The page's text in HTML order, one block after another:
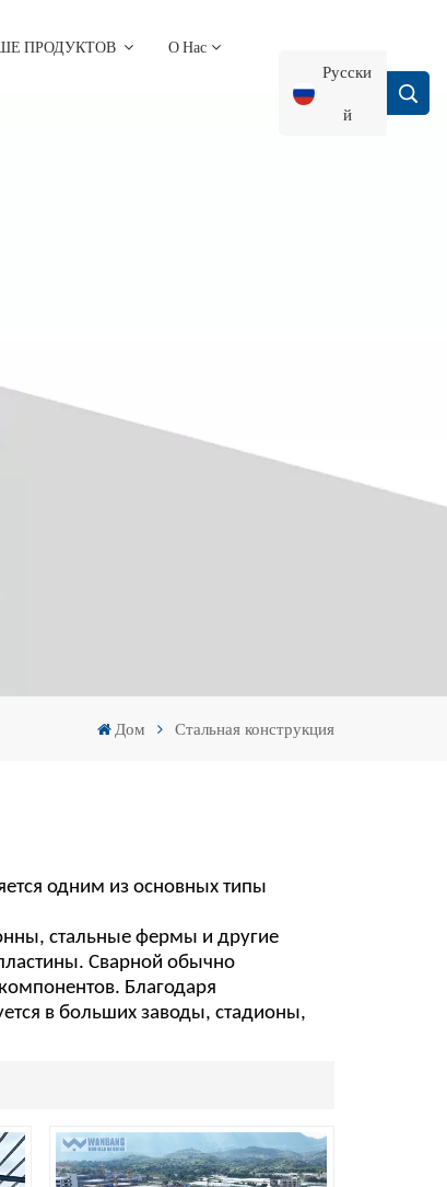
ПРОДУКТОВ О Нас
Русски
Й
Дом Стальная конструкция
одним из основныхтипы
стальные фермы и другие
Сварнойобычно
Благодаря
в большихзаводы, стадионы,